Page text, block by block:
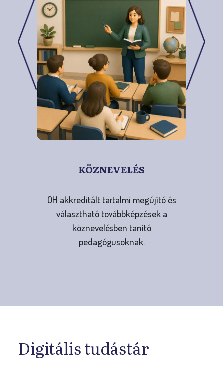
KÖZNEVELÉS
OH akkreditált tartalmi megújító és
választható továbbképzések a
köznevelésben tanító
pedagógusoknak.
Previous Next
Digitális tudástár